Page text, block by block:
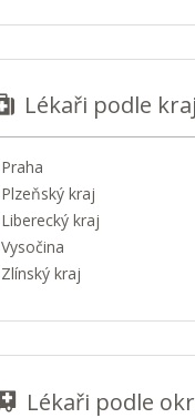
Lékaři podle
Praha
Plzeňský kraj
Liberecký kraj
Vysočina
Zlínský kraj
Lékaři podle